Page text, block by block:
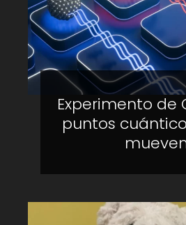
Experimento de
puntos